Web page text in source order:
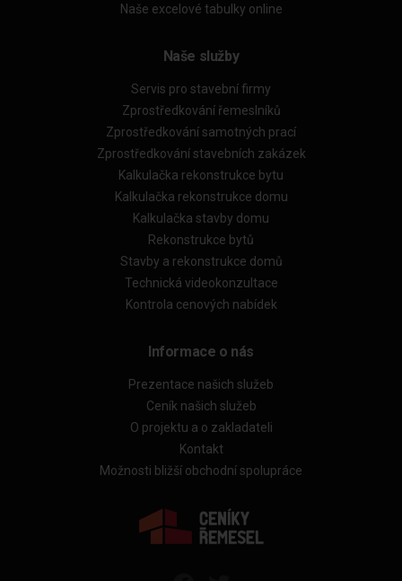
Naše excelové tabulky online
Naše služby
Servis pro stavební firmy
Zprostředkování řemeslníků
Zprostředkování samotných prací
Zprostředkování stavebních zakázek
Kalkulačka rekonstrukce bytu
Kalkulačka rekonstrukce domu
Kalkulačka stavby domu
Rekonstrukce bytů
Stavby a rekonstrukce domů
Technická videokonzultace
Kontrola cenových nabídek
Informace o nás
Prezentace našich služeb
Ceník našich služeb
O projektu a o zakladateli
Kontakt
Možnosti bližší obchodní spolupráce